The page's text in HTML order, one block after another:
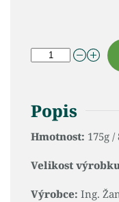
Popis
Hmotnost: 175g /
Velikost
Výrobce: Ing.